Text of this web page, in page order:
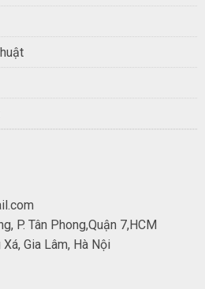
P. Tân Phong,Quận 7,HCM
Gia Lâm, Hà Nội